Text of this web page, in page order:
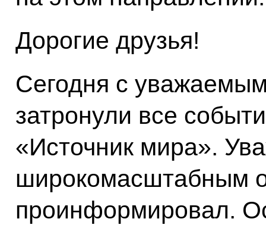
Дорогие друзья!
Сегодня с
затронули все
«Источник мира».
широкомасштабным
проинформировал.